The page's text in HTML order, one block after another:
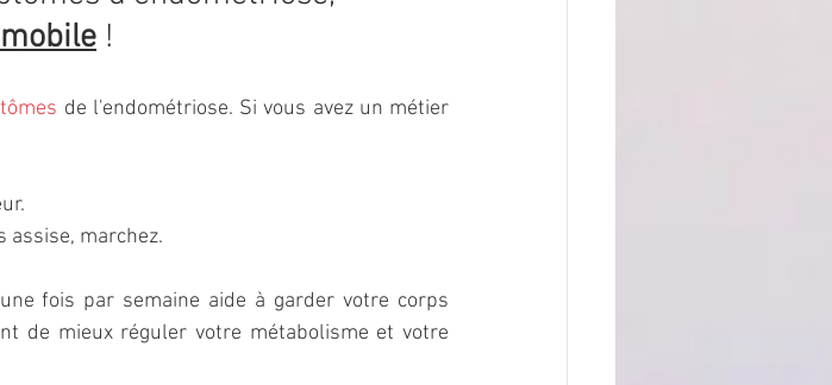
!
de l'endométriose. Si vous avez un métier
assise, marchez.
fois par semaine aide à garder votre corps
de mieux réguler votre métabolisme et votre